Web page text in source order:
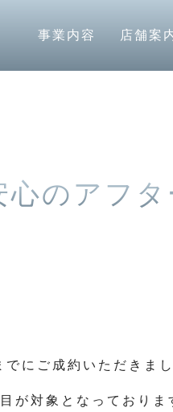
事業内容 店舗案
のアフタ
にご成約いただきま
が対象となっておりま